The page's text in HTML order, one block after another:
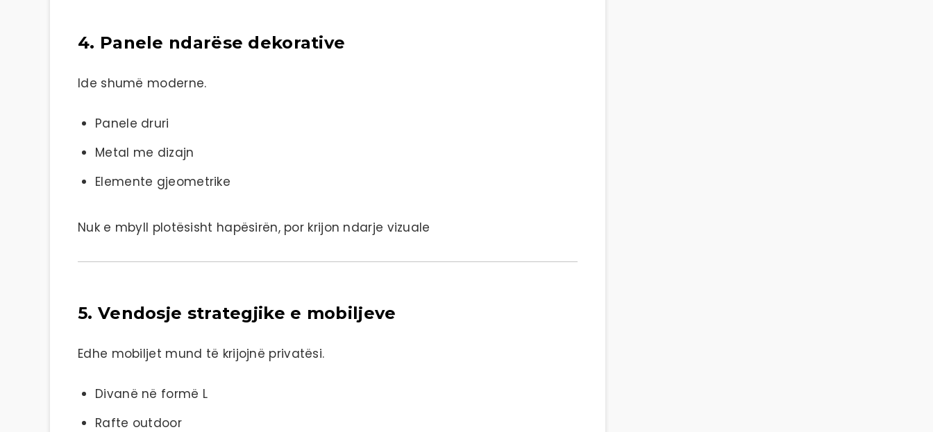
4. Panele ndarëse dekorative
Ide shumë moderne.
Panele druri
Metal me dizajn
Elemente gjeometrike
Nuk e mbyll plotësisht hapësirën, por krijon ndarje vizuale
5. Vendosje strategjike e mobiljeve
Edhe mobiljet mund të krijojnë privatësi.
Divanë në formë L
Rafte outdoor